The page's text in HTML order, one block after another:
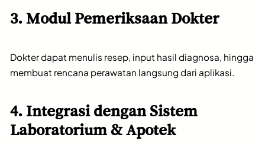
3. Modul Pemeriksaan Dokter
Dokter dapat menulis resep, input hasil diagnosa, hingga
membuat rencana perawatan langsung dari aplikasi.
4. Integrasi dengan Sistem
Laboratorium & Apotek